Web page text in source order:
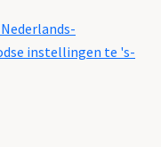
instellingen te 's-